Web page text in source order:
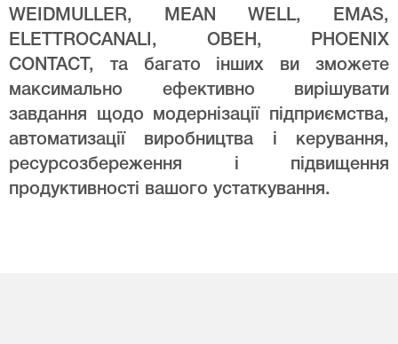
WEIDMULLER, MEAN WELL, EMAS,
ELETTROCANALI, ОВЕН, PHOENIX
CONTACT, та багато інших ви зможете
максимально ефективно вирішувати
завдання щодо модернізації підприємства,
автоматизації виробництва і керування,
ресурсозбереження і підвищення
продуктивності вашого устаткування.